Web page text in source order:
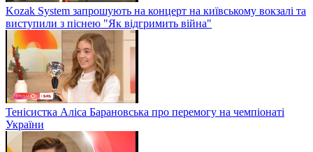
Kozak System запрошують на концерт на київському вокзалі та
виступили з піснею "Як відгримить війна"
Тенісистка Аліса Барановська про перемогу на чемпіонаті
України